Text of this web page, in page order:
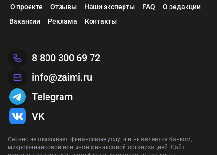
О проекте Отзывы Наши эксперты FAQ
О редакции
Вакансии
Реклама Контакты
Сервис не оказывает финансовые услуги и не является банком,
микрофинансовой или иной финансовой организацией. Сайт
8 800 300 69 72
info@zaimi.ru
Telegram
VK